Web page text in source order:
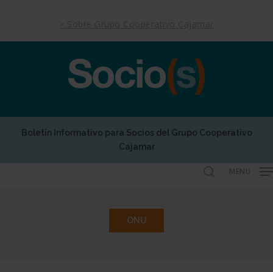
main
Boletín Informativo para Socios del Grupo Cooperativo
Cajamar
MENU
ONU